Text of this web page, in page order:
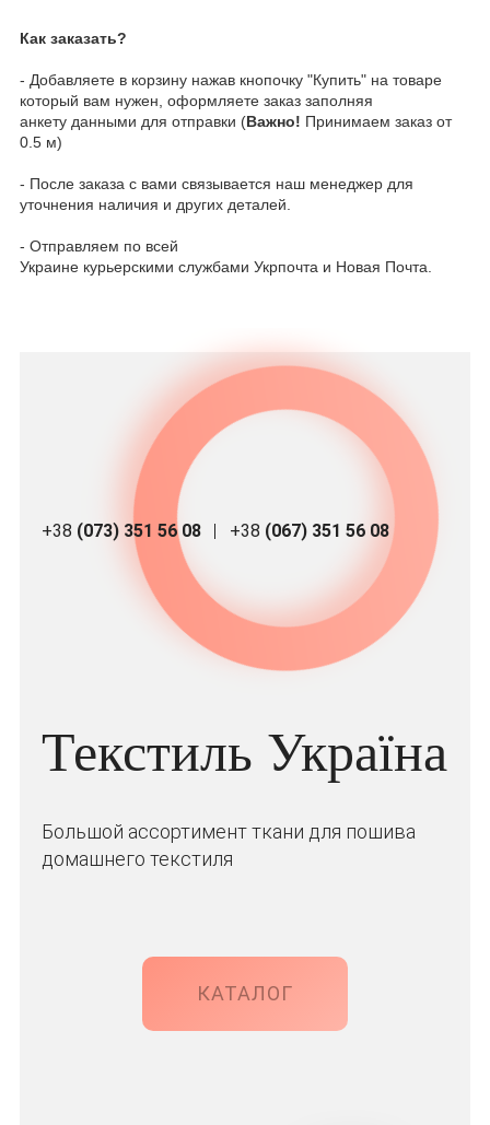
Как заказать?
- Добавляете в корзину нажав кнопочку "Купить" на товаре
который вам нужен, оформляете заказ заполняя
анкету данными для отправки (Важно! Принимаем заказ от
0.5 м)
- После заказа с вами связывается наш менеджер для
уточнения наличия и других деталей.
- Отправляем по всей
Украине курьерскими службами Укрпочта и Новая Почта.
+38 (073) 351 56 08 +38 (067) 351 56 08
Текстиль Україна
Большой ассортимент ткани для пошива
домашнего текстиля
КАТАЛОГ